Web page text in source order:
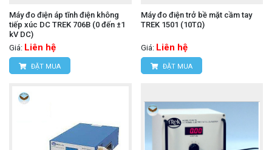
Máy đo điện áp tĩnh điện không
tiếp xúc DC TREK 706B (0 đến ±1
kV DC)
Giá: Liên hệ
ĐẶT MUA
Máy đo điện trở bề mặt cầm tay
TREK 1501 (10TΩ)
Giá: Liên hệ
ĐẶT MUA